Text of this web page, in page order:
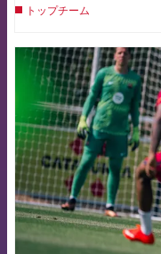
トップチーム